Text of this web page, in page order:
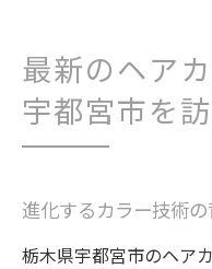
最新のヘア
宇都宮市を
進化するカラー技術の
栃木県宇都宮市のヘア